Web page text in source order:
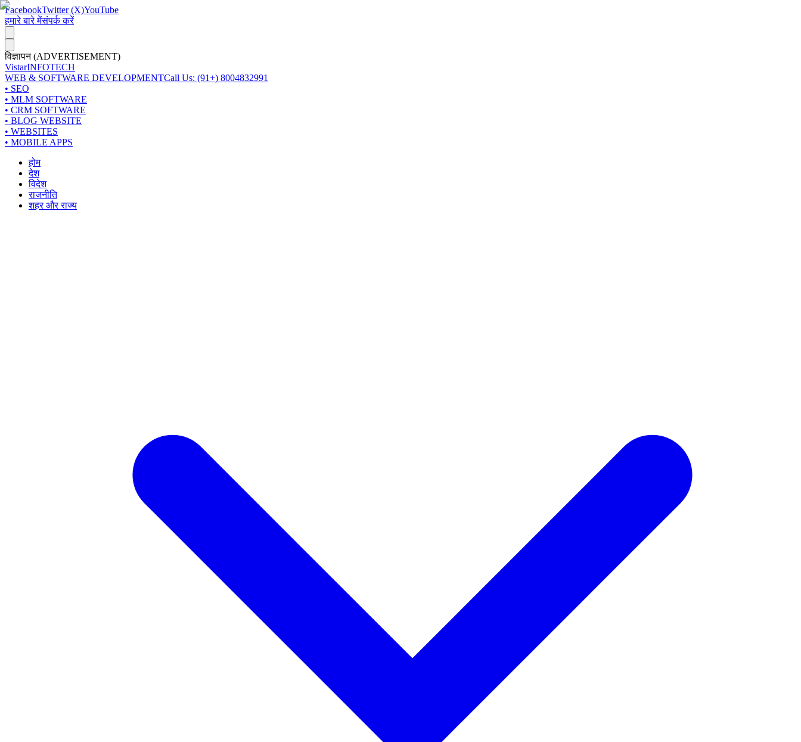
FacebookTwitter (X)YouTube
हमारे बारे मेंसंपर्क करें
विज्ञापन (ADVERTISEMENT)
VistarINFOTECH
WEB & SOFTWARE DEVELOPMENTCall Us: (91+) 8004832991
• SEO
• MLM SOFTWARE
• CRM SOFTWARE
• BLOG WEBSITE
• WEBSITES
• MOBILE APPS
होम
देश
विदेश
राजनीति
शहर और राज्य